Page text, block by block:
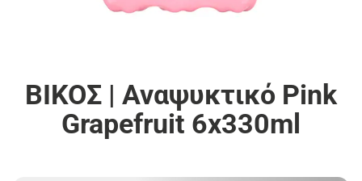
ΒΙΚΟΣ | Αναψυκτικό Pink
Grapefruit 6x330ml